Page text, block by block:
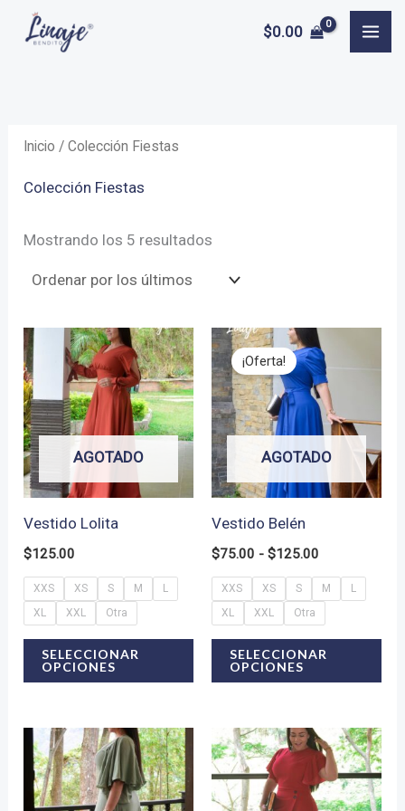
$0.00
Inicio / Colección Fiestas
Colección Fiestas
Mostrando los 5 resultados
últimos
AGOTADO
Vestido Lolita
$125.00
XXS XS S M
L
XL
XXL Otra
SELECCIONAR
OPCIONES
producto
múltiples
variantes.
Las
AGOTADO
¡Oferta!
Vestido Belén
$75.00 - $125.00
precios:
desde
$75.00
hasta
$125.00
XXS XS S M
L
XL
XXL Otra
SELECCIONAR
OPCIONES
Las